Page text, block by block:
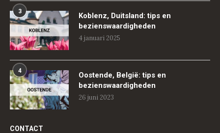
3
Koblenz, Duitsland: tips en
bezienswaardigheden
4 januari 2025
4
Oostende, België: tips en
bezienswaardigheden
26 juni 2023
CONTACT